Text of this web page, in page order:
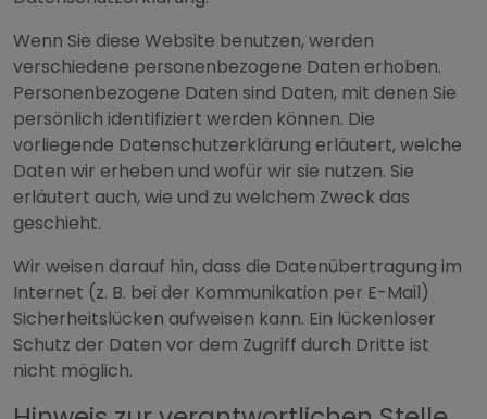
Wenn Sie diese Website benutzen, werden
verschiedene personenbezogene Daten erhoben.
Personenbezogene Daten sind Daten, mit denen Sie
persönlich identifiziert werden können. Die
vorliegende Datenschutzerklärung erläutert, welche
Daten wir erheben und wofür wir sie nutzen. Sie
erläutert auch, wie und zu welchem Zweck das
geschieht.
Wir weisen darauf hin, dass die Datenübertragung im
Internet (z. B. bei der Kommunikation per E-Mail)
Sicherheitslücken aufweisen kann. Ein lückenloser
Schutz der Daten vor dem Zugriff durch Dritte ist
nicht möglich.